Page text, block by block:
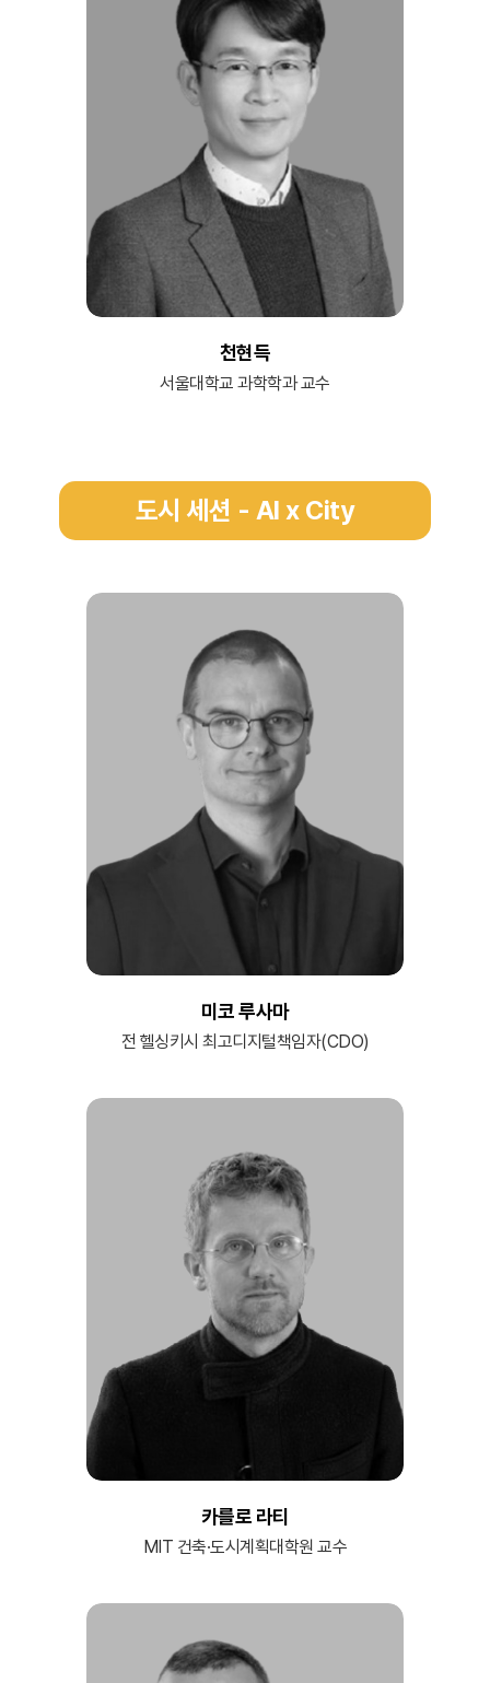
천현득
서울대학교 과학학과 교수
도시 세션 - AI x City
미코 루사마
전 헬싱키시 최고디지털책임자(CDO)
카를로 라티
MIT 건축·도시계획대학원 교수